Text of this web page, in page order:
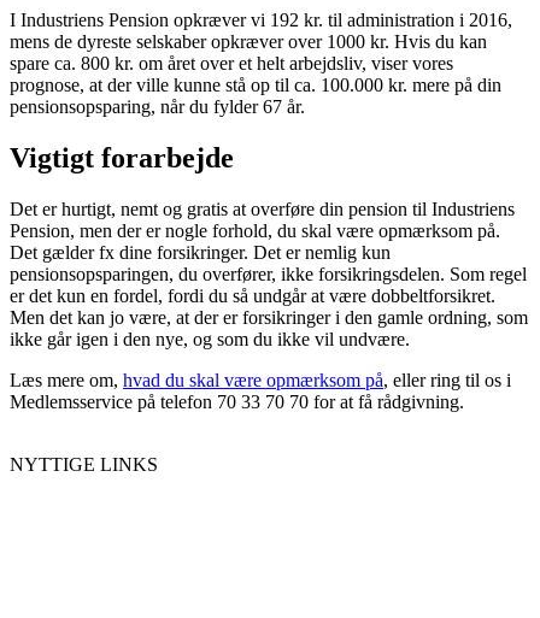
I Industriens Pension opkræver vi 192 kr. til administration i 2016,
mens de dyreste selskaber opkræver over 1000 kr. Hvis du kan
spare ca. 800 kr. om året over et helt arbejdsliv, viser vores
prognose, at der ville kunne stå op til ca. 100.000 kr. mere på din
pensionsopsparing, når du fylder 67 år.
Vigtigt forarbejde
Det er hurtigt, nemt og gratis at overføre din pension til Industriens
Pension, men der er nogle forhold, du skal være opmærksom på.
Det gælder fx dine forsikringer. Det er nemlig kun
pensionsopsparingen, du overfører, ikke forsikringsdelen. Som regel
er det kun en fordel, fordi du så undgår at være dobbeltforsikret.
Men det kan jo være, at der er forsikringer i den gamle ordning, som
ikke går igen i den nye, og som du ikke vil undvære.
Læs mere om, hvad du skal være opmærksom på, eller ring til os i
Medlemsservice på telefon 70 33 70 70 for at få rådgivning.
NYTTIGE LINKS